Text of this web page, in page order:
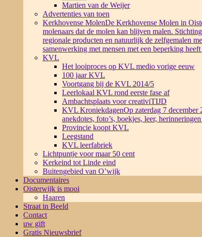
Martien van de Weijer
Advertenties van toen
Kerkhovense MolenDe Kerkhovense Molen in
molenaars dat de molen kan blijven malen.
regionale producten en natuurlijk de zelfgemalen
samenwerking met mensen met een beperking
KVL
Het looiproces op KVL medio vorige eeuw
100 jaar KVL
Voortgang bij de KVL 2014/5
Leerlokaal KVL rond eerste fase af
Ambachtsplaats voor creativiTIJD
KVL KroniekdagenOp zaterdag 7
anekdotes, foto’s, boekjes, leer,
Provincie koopt KVL
Leegstand
KVL leerfabriek
Lichtpuntje voor maar 50 cent
Kerkeind tot Linde eind
Buitengebied van O’wijk
Documentaires
Oisterwijk is mooi
Haaren
Straat in Beeld
Contact
uw gift
Gratis Nieuwsbrief